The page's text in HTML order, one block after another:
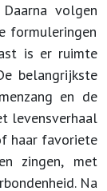
volgen
formuleringen
is er ruimte
belangrijkste
en de
levensverhaal
haar favoriete
zingen, met
Na